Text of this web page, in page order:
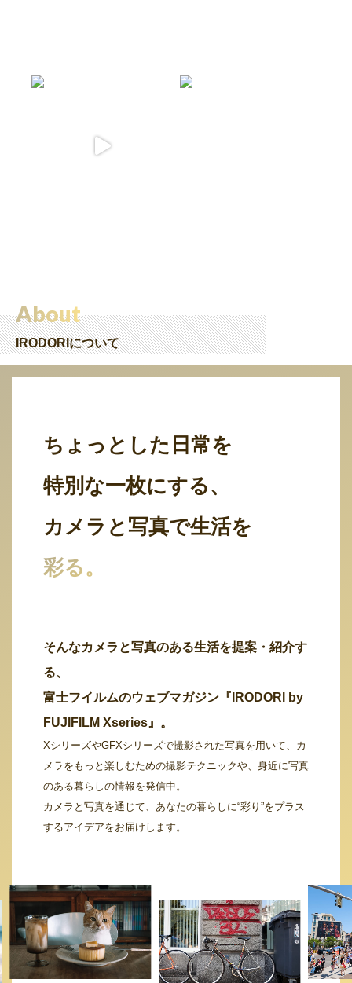
About
IRODORIについて
ちょっとした日常を
特別な一枚にする、
カメラと写真で生活を
彩る。
そんなカメラと写真のある生活を提案・紹介す
る、
富士フイルムのウェブマガジン『IRODORI by
FUJIFILM Xseries』。
XシリーズやGFXシリーズで撮影された写真を用いて、カ
メラをもっと楽しむための撮影テクニックや、身近に写真
のある暮らしの情報を発信中。
カメラと写真を通じて、あなたの暮らしに“彩り”をプラス
するアイデアをお届けします。